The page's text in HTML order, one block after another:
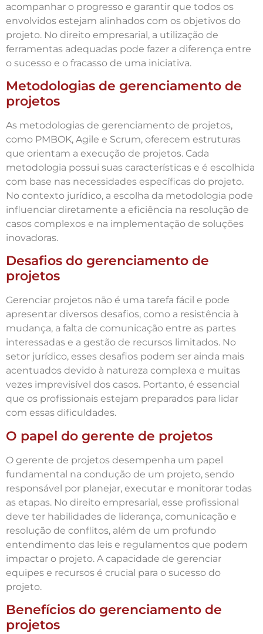
acompanhar o progresso e garantir que todos os
envolvidos estejam alinhados com os objetivos do
projeto. No direito empresarial, a utilização de
ferramentas adequadas pode fazer a diferença entre
o sucesso e o fracasso de uma iniciativa.
Metodologias de gerenciamento de
projetos
As metodologias de gerenciamento de projetos,
como PMBOK, Agile e Scrum, oferecem estruturas
que orientam a execução de projetos. Cada
metodologia possui suas características e é escolhida
com base nas necessidades específicas do projeto.
No contexto jurídico, a escolha da metodologia pode
influenciar diretamente a eficiência na resolução de
casos complexos e na implementação de soluções
inovadoras.
Desafios do gerenciamento de
projetos
Gerenciar projetos não é uma tarefa fácil e pode
apresentar diversos desafios, como a resistência à
mudança, a falta de comunicação entre as partes
interessadas e a gestão de recursos limitados. No
setor jurídico, esses desafios podem ser ainda mais
acentuados devido à natureza complexa e muitas
vezes imprevisível dos casos. Portanto, é essencial
que os profissionais estejam preparados para lidar
com essas dificuldades.
O papel do gerente de projetos
O gerente de projetos desempenha um papel
fundamental na condução de um projeto, sendo
responsável por planejar, executar e monitorar todas
as etapas. No direito empresarial, esse profissional
deve ter habilidades de liderança, comunicação e
resolução de conflitos, além de um profundo
entendimento das leis e regulamentos que podem
impactar o projeto. A capacidade de gerenciar
equipes e recursos é crucial para o sucesso do
projeto.
Benefícios do gerenciamento de
projetos